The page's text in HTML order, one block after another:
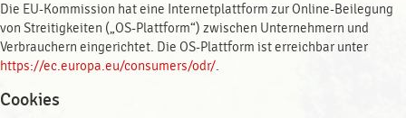
Die EU-Kommission hat eine Internetplattform zur Online-Beilegung
von Streitigkeiten („OS-Plattform“) zwischen Unternehmern und
Verbrauchern eingerichtet. Die OS-Plattform ist erreichbar unter
https://ec.europa.eu/consumers/odr/.
Cookies